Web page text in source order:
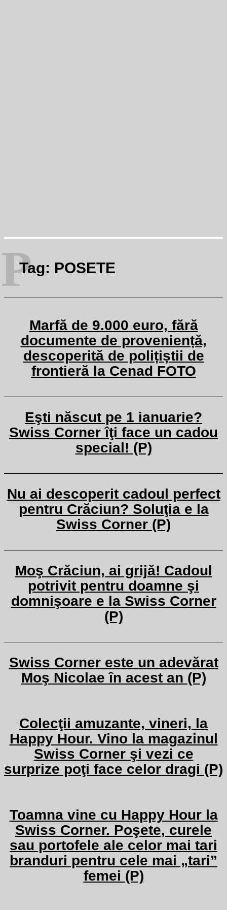
Tag: POSETE
P
Marfă de 9.000 euro, fără
documente de proveniență,
descoperită de polițiștii de
frontieră la Cenad FOTO
Eşti născut pe 1 ianuarie?
Swiss Corner îţi face un cadou
special! (P)
Nu ai descoperit cadoul perfect
pentru Crăciun? Soluţia e la
Swiss Corner (P)
Moş Crăciun, ai grijă! Cadoul
potrivit pentru doamne şi
domnişoare e la Swiss Corner
(P)
Swiss Corner este un adevărat
Moş Nicolae în acest an (P)
Colecţii amuzante, vineri, la
Happy Hour. Vino la magazinul
Swiss Corner şi vezi ce
surprize poţi face celor dragi (P)
Toamna vine cu Happy Hour la
Swiss Corner. Poşete, curele
sau portofele ale celor mai tari
branduri pentru cele mai „tari”
femei (P)